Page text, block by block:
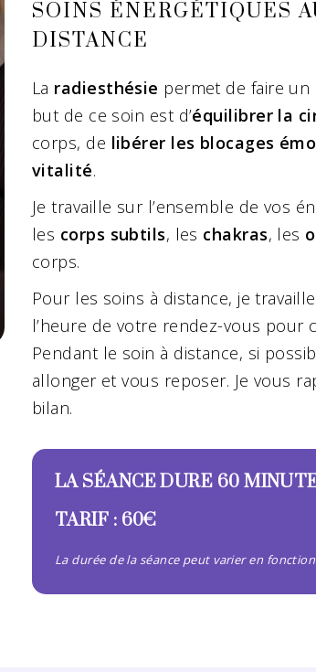
SOINS ÉNERGÉTIQUES
DISTANCE
La radiesthésie permet de faire un
but de ce soin est d’équilibrer la
corps, de libérer les blocages
vitalité.
Je travaille sur l’ensemble de vos
les corps subtils, les chakras, les
corps.
Pour les soins à distance, je
l’heure de votre rendez-vous
Pendant le soin à distance, si
allonger et vous reposer. Je vous
bilan.
LA SÉANCE DURE 60
TARIF : 60€
La durée de la séance peut varier en